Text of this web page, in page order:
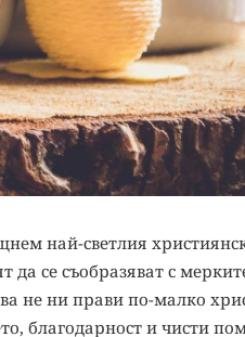
най-светлия
се съобразяват с
не ни прави по-малко
благодарност и чисти